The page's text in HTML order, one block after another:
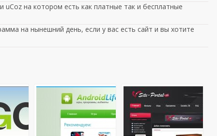
на котором есть как платные так и бесплатные
на нынешний день, если у вас есть сайт и вы хотите